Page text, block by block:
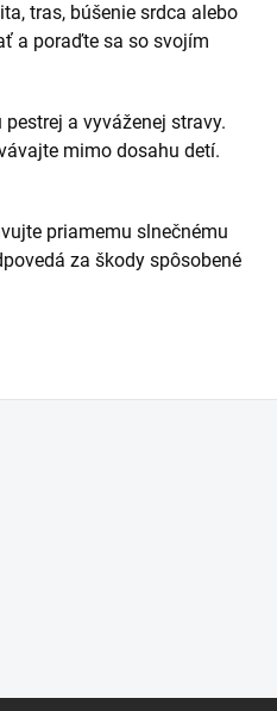
tras, búšenie srdca alebo
a poraďte sa so svojím
a vyváženej stravy.
mimo dosahu detí.
priamemu slnečnému
za škody spôsobené